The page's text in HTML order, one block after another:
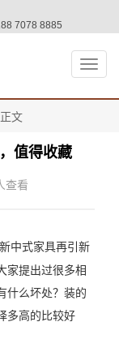
7078 8885
切
换
导
正文
值得收藏
查看
中式家具再引新
家提出过很多相
什么坏处？装的
多高的比较好